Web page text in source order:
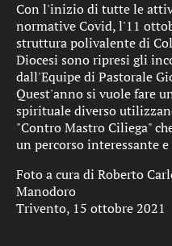
Con l'inizio di tutte le
normative Covid, l'11
struttura polivalente di
Diocesi sono ripresi gli
dall'Equipe di Pastorale
Quest'anno si vuole fare
spirituale diverso
"Contro Mastro Ciliega"
un percorso interessante
Foto a cura di Roberto
Manodoro
Trivento, 15 ottobre 2021